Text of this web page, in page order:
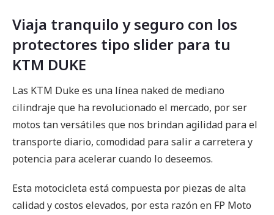
Viaja tranquilo y seguro con los
protectores tipo slider para tu
KTM DUKE
Las KTM Duke es una línea naked de mediano
cilindraje que ha revolucionado el mercado, por ser
motos tan versátiles que nos brindan agilidad para el
transporte diario, comodidad para salir a carretera y
potencia para acelerar cuando lo deseemos.
Esta motocicleta está compuesta por piezas de alta
calidad y costos elevados, por esta razón en FP Moto